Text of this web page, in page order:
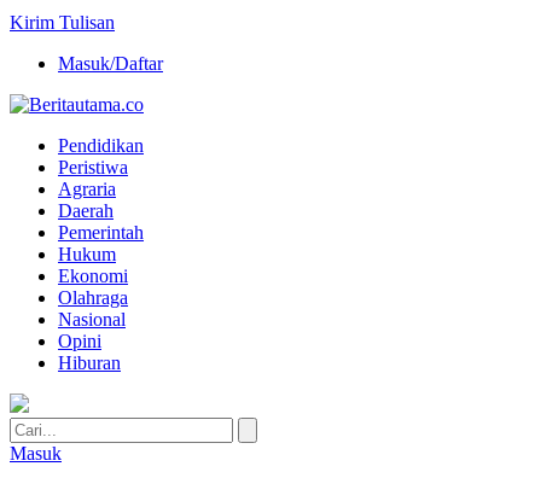
Kirim Tulisan
Masuk/Daftar
Pendidikan
Peristiwa
Agraria
Daerah
Pemerintah
Hukum
Ekonomi
Olahraga
Nasional
Opini
Hiburan
Masuk